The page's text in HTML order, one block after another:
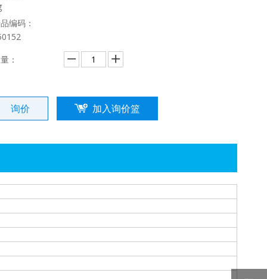
编码：
：
询价 加入询价篮